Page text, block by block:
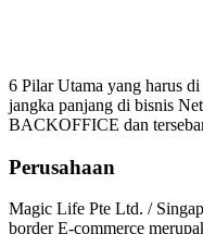
6 Pilar Utama yang harus
jangka panjang di bisnis
BACKOFFICE dan
Perusahaan
Magic Life Pte Ltd. /
border E-commerce